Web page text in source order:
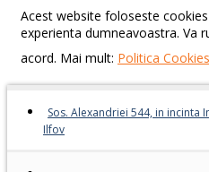
Acest website foloseste
experienta dumneavoastra. Va
acord. Mai mult: Politica Cookies
Sos. Alexandriei 544, in incinta
Ilfov